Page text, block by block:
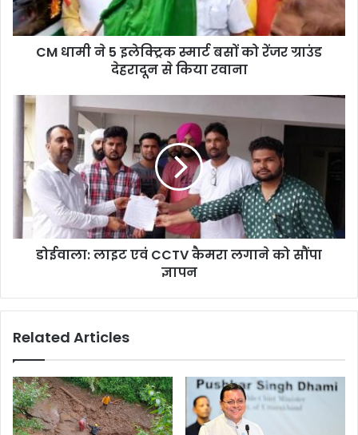
को
रेंजर
ग्राउंड
किया
रवाना
CM धामी ने 5 इलेक्ट्रिक स्मार्ट बसों को रेंजर ग्राउंड
देहरादून से किया रवाना
डोईवाला:
लाइट
कैमरा
लगाने
सौंपा
ज्ञापन
डोईवाला: लाइट एवं CCTV कैमरा लगाने को सौंपा
ज्ञापन
Related Articles